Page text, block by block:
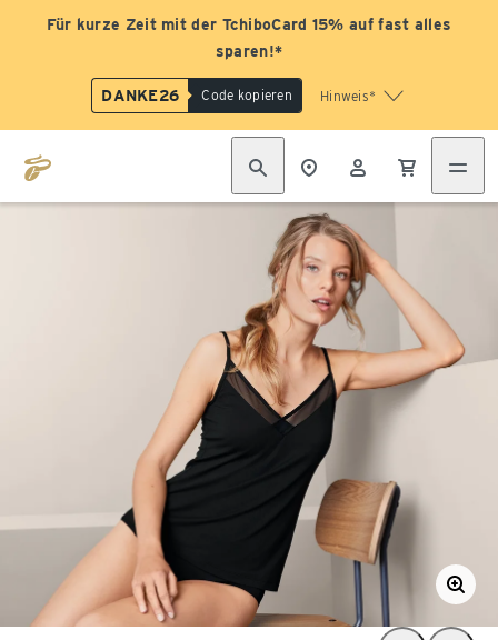
Für kurze Zeit mit der TchiboCard 15% auf fast alles
sparen!*
DANKE26 Code kopieren Hinweis*